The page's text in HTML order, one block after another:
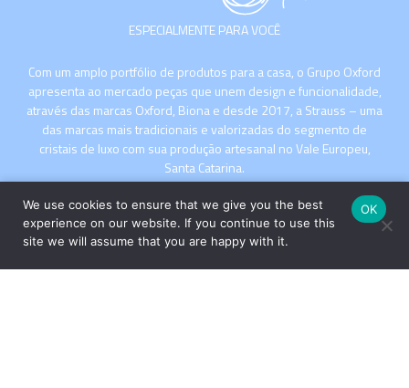
ESPECIALMENTE PARA VOCÊ
Com um amplo portfólio de produtos para a casa, o Grupo Oxford
apresenta ao mercado peças que unem design e funcionalidade,
através das marcas Oxford, Biona e desde 2017, a Strauss – uma
das marcas mais tradicionais e valorizadas do segmento de
cristais de luxo com sua produção artesanal no Vale Europeu,
Santa Catarina.
We use cookies to ensure that we give you the best
experience on our website. If you continue to use this
site we will assume that you are happy with it.
OK